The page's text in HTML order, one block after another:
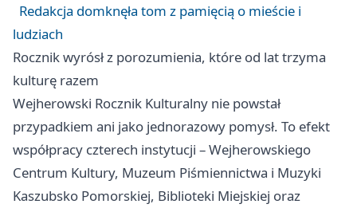
Redakcja domknęła tom z pamięcią o mieście i
ludziach
Rocznik wyrósł z porozumienia, które od lat trzyma
kulturę razem
Wejherowski Rocznik Kulturalny nie powstał
przypadkiem ani jako jednorazowy pomysł. To efekt
współpracy czterech instytucji – Wejherowskiego
Centrum Kultury, Muzeum Piśmiennictwa i Muzyki
Kaszubsko Pomorskiej, Biblioteki Miejskiej oraz